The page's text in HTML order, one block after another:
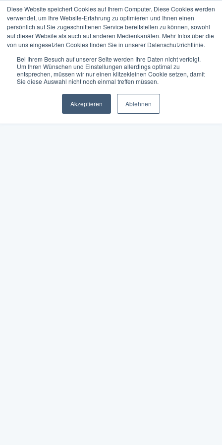
Diese Website speichert Cookies auf Ihrem Computer. Diese Cookies werden
verwendet, um Ihre Website-Erfahrung zu optimieren und Ihnen einen
persönlich auf Sie zugeschnittenen Service bereitstellen zu können, sowohl
auf dieser Website als auch auf anderen Medienkanälen. Mehr Infos über die
von uns eingesetzten Cookies finden Sie in unserer Datenschutzrichtlinie.
Bei Ihrem Besuch auf unserer Seite werden Ihre Daten nicht verfolgt.
Um Ihren Wünschen und Einstellungen allerdings optimal zu
entsprechen, müssen wir nur einen klitzekleinen Cookie setzen, damit
Sie diese Auswahl nicht noch einmal treffen müssen.
Akzeptieren Ablehnen